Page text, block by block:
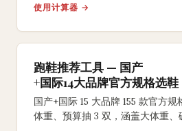
使用计算器 →
跑鞋推荐工具 — 国产
+国际14大品牌官方规格选鞋
国产+国际 15 大品牌 155 款官方规
体重、预算抽 3 双，涵盖大体重、